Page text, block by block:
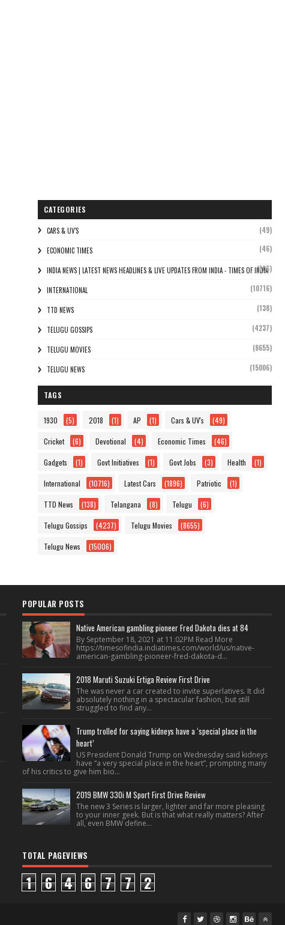
CATEGORIES
CARS & UV'S (49)
ECONOMIC TIMES (46)
INDIA NEWS | LATEST NEWS HEADLINES & LIVE UPDATES FROM INDIA - TIMES OF INDIA
(106)
INTERNATIONAL (10716)
TTD NEWS (138)
TELUGU GOSSIPS (4237)
TELUGU MOVIES (8655)
TELUGU NEWS (15006)
TAGS
1930 (5) 2018 (1) AP (1) Cars & UV's (49)
Cricket (6) Devotional (4) Economic Times (46)
Gadgets (1) Govt Initiatives (1) Govt Jobs (3) Health (1)
International (10716) Latest Cars (1896) Patriotic (1)
TTD News (138) Telangana (8) Telugu (6)
Telugu Gossips (4237) Telugu Movies (8655)
Telugu News (15006)
POPULAR POSTS
Native American gambling pioneer Fred Dakota dies at 84
By September 18, 2021 at 11:02PM Read More
https://timesofindia.indiatimes.com/world/us/native-
american-gambling-pioneer-fred-dakota-d...
2018 Maruti Suzuki Ertiga Review First Drive
The was never a car created to invite superlatives. It did
absolutely nothing in a spectacular fashion, but still
struggled to find any...
Trump trolled for saying kidneys have a ‘special place in the
heart’
US President Donald Trump on Wednesday said kidneys
have “a very special place in the heart”, prompting many
of his critics to give him bio...
2019 BMW 330i M Sport First Drive Review
The new 3 Series is larger, lighter and far more pleasing
to your inner geek. But is that what really matters? After
all, even BMW define...
TOTAL PAGEVIEWS
1 6 4 6 7 7 2